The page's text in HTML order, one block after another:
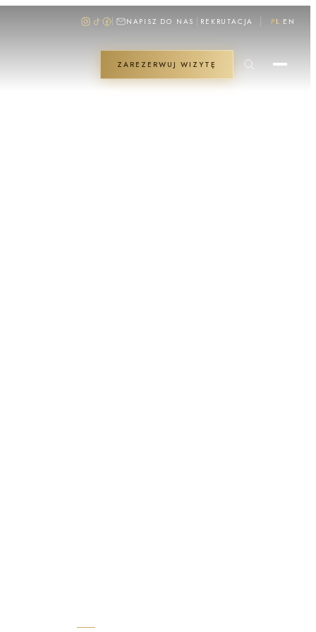
NAPISZ DO NAS REKRUTACJA PL EN
ZAREZERWUJ WIZYTĘ